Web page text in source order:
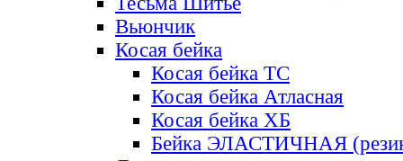
Вьюнчик
Косая бейка
Косая бейка ТС
Косая бейка Атласная
Косая бейка ХБ
Бейка ЭЛАСТИЧНАЯ